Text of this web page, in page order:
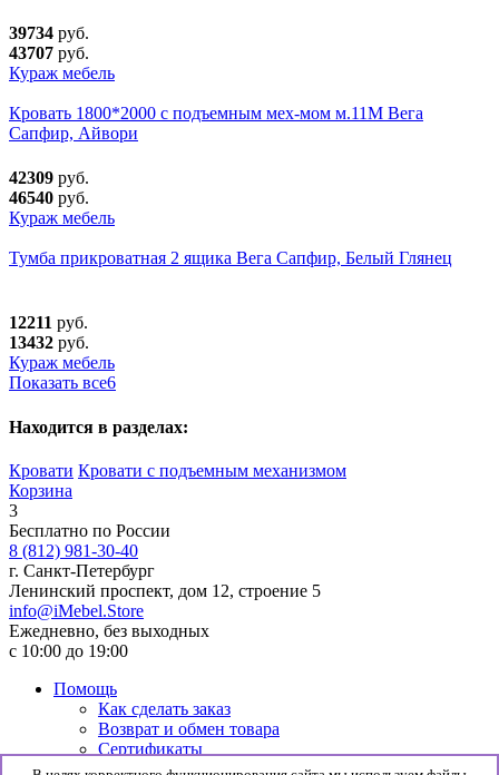
39734 руб.
43707 руб.
Кураж мебель
Кровать 1800*2000 с подъемным мех-мом м.11М Вега
Сапфир, Айвори
42309 руб.
46540 руб.
Кураж мебель
Тумба прикроватная 2 ящика Вега Сапфир, Белый Глянец
12211 руб.
13432 руб.
Кураж мебель
Показать все6
Находится в разделах:
Кровати Кровати с подъемным механизмом
Корзина
3
Бесплатно по России
8 (812) 981-30-40
г. Санкт-Петербург
Ленинский проспект, дом 12, строение 5
info@iMebel.Store
Ежедневно, без выходных
с 10:00 до 19:00
Помощь
Как сделать заказ
Возврат и обмен товара
Сертификаты
Информация